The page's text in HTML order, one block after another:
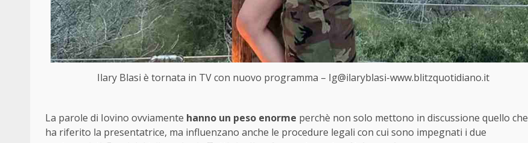
Ilary Blasi è tornata in TV con nuovo programma – Ig@ilaryblasi-www.blitzquotidiano.it
La parole di Iovino ovviamente hanno un peso enorme perchè non solo mettono in discussione quello che
ha riferito la presentatrice, ma influenzano anche le procedure legali con cui sono impegnati i due